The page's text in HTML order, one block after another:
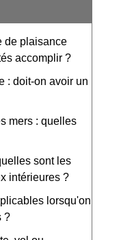
de plaisance
accomplir ?
: doit-on avoir un
mers : quelles
sont les
intérieures ?
lorsqu'on
?